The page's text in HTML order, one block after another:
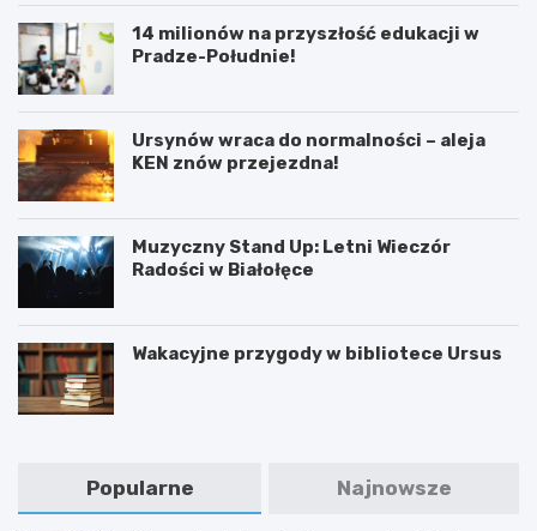
14 milionów na przyszłość edukacji w
Pradze-Południe!
Ursynów wraca do normalności – aleja
KEN znów przejezdna!
Muzyczny Stand Up: Letni Wieczór
Radości w Białołęce
Wakacyjne przygody w bibliotece Ursus
Popularne Najnowsze